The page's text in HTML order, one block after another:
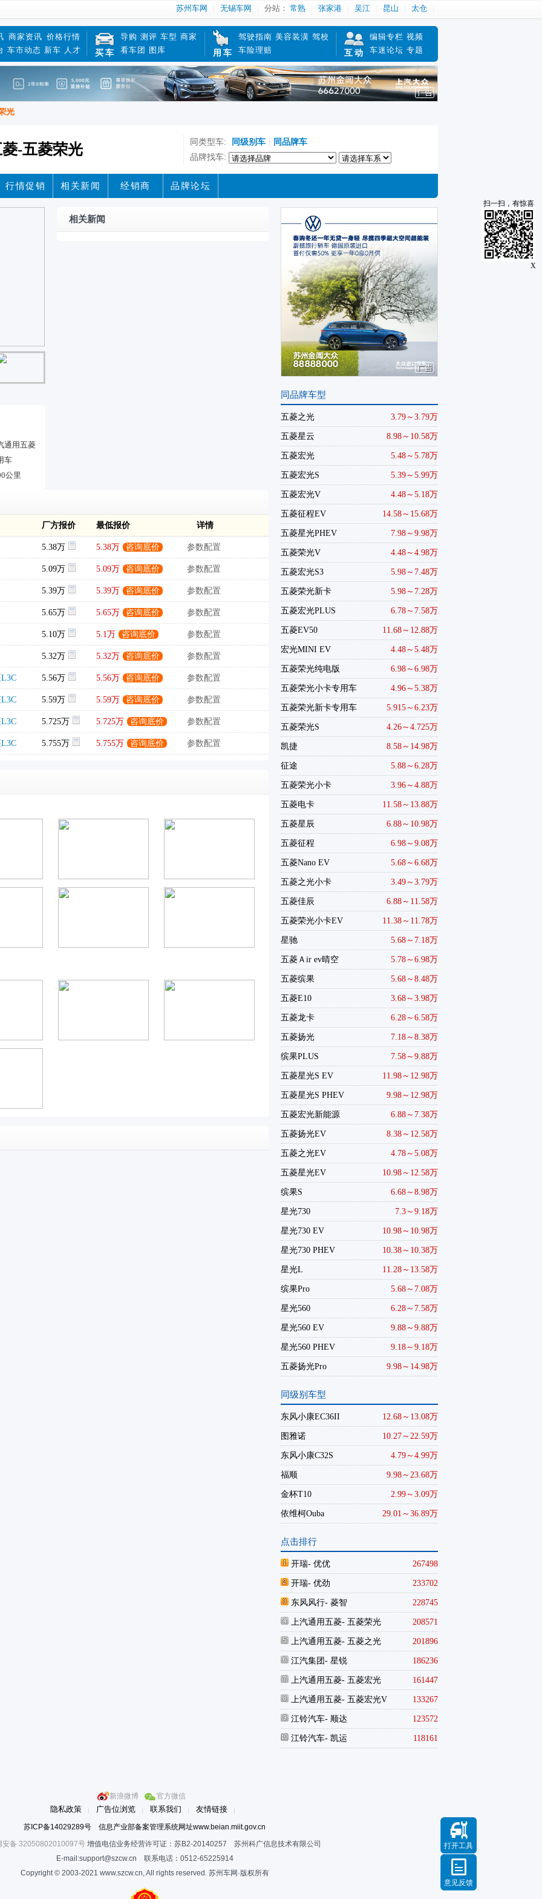
苏州车网 无锡车网 分站： 常熟 张家港 吴江 昆山 太仓
商家资讯 价格行情
车市动态 新车 人才 买车
导购 测评 车型 商家
看车团
图库 用车
驾驶指南 美容装潢 驾校
车险理赔
互动
编辑专栏 视频
车迷论坛 专题
打开工具
意见反馈
光
-五菱荣光 同类型车: 同级别车
同品牌车
品牌找车:
行情促销 相关新闻 经销商 品牌论坛
通用五菱
车
公里
相关新闻
厂方报价 最低报价 详情
5.38万 5.38万 咨询底价 参数配置
5.09万 5.09万 咨询底价 参数配置
5.39万 5.39万 咨询底价 参数配置
5.65万 5.65万 咨询底价 参数配置
5.10万 5.1万 咨询底价 参数配置
5.32万 5.32万 咨询底价 参数配置
5.56万 5.56万 咨询底价 参数配置
5.59万 5.59万 咨询底价 参数配置
5.725万 5.725万 咨询底价 参数配置
5.755万 5.755万 咨询底价 参数配置
同品牌车型
五菱之光 3.79～3.79万
五菱星云 8.98～10.58万
五菱宏光 5.48～5.78万
五菱宏光S 5.39～5.99万
五菱宏光V 4.48～5.18万
五菱征程EV 14.58～15.68万
五菱星光PHEV 7.98～9.98万
五菱荣光V 4.48～4.98万
五菱宏光S3 5.98～7.48万
五菱荣光新卡 5.98～7.28万
五菱宏光PLUS 6.78～7.58万
五菱EV50 11.68～12.88万
宏光MINI EV 4.48～5.48万
五菱荣光纯电版 6.98～6.98万
五菱荣光小卡专用车 4.96～5.38万
五菱荣光新卡专用车 5.915～6.23万
五菱荣光S 4.26～4.725万
凯捷 8.58～14.98万
征途 5.88～6.28万
五菱荣光小卡 3.96～4.88万
五菱电卡 11.58～13.88万
五菱星辰 6.88～10.98万
五菱征程 6.98～9.08万
五菱Nano EV 5.68～6.68万
五菱之光小卡 3.49～3.79万
五菱佳辰 6.88～11.58万
五菱荣光小卡EV 11.38～11.78万
星驰 5.68～7.18万
五菱Ａir ev晴空 5.78～6.98万
五菱缤果 5.68～8.48万
五菱E10 3.68～3.98万
五菱龙卡 6.28～6.58万
五菱扬光 7.18～8.38万
缤果PLUS 7.58～9.88万
五菱星光S EV 11.98～12.98万
五菱星光S PHEV 9.98～12.98万
五菱宏光新能源 6.88～7.38万
五菱扬光EV 8.38～12.58万
五菱之光EV 4.78～5.08万
五菱星光EV 10.98～12.58万
缤果S 6.68～8.98万
星光730 7.3～9.18万
星光730 EV 10.98～10.98万
星光730 PHEV 10.38～10.38万
星光L 11.28～13.58万
缤果Pro 5.68～7.08万
星光560 6.28～7.58万
星光560 EV 9.88～9.88万
星光560 PHEV 9.18～9.18万
五菱扬光Pro 9.98～14.98万
同级别车型
东风小康EC36II 12.68～13.08万
图雅诺 10.27～22.59万
东风小康C32S 4.79～4.99万
福顺 9.98～23.68万
金杯T10 2.99～3.09万
依维柯Ouba 29.01～36.89万
点击排行
开瑞- 优优 267498
开瑞- 优劲 233702
东风风行- 菱智 228745
上汽通用五菱- 五菱荣光 208571
上汽通用五菱- 五菱之光 201896
江汽集团 - 星锐 186236
上汽通用五菱- 五菱宏光 161447
上汽通用五菱- 五菱宏光V 133267
江铃汽车- 顺达 123572
江铃汽车- 凯运 118161
新浪微博 官方微信
隐私政策 广告位浏览 联系我们 友情链接
苏ICP备14029289号 信息产业部备案管理系统网址www.beian.miit.gov.cn
安备 32050802010097号增值电信业务经营许可证：苏B2-20140257 苏州科广信息技术有限公司
E-mail:support@szcw.cn 联系电话：0512-65225914
Copyright © 2003-2021 www.szcw.cn, All rights reserved. 苏州车网·版权所有
扫一扫，有惊喜
X